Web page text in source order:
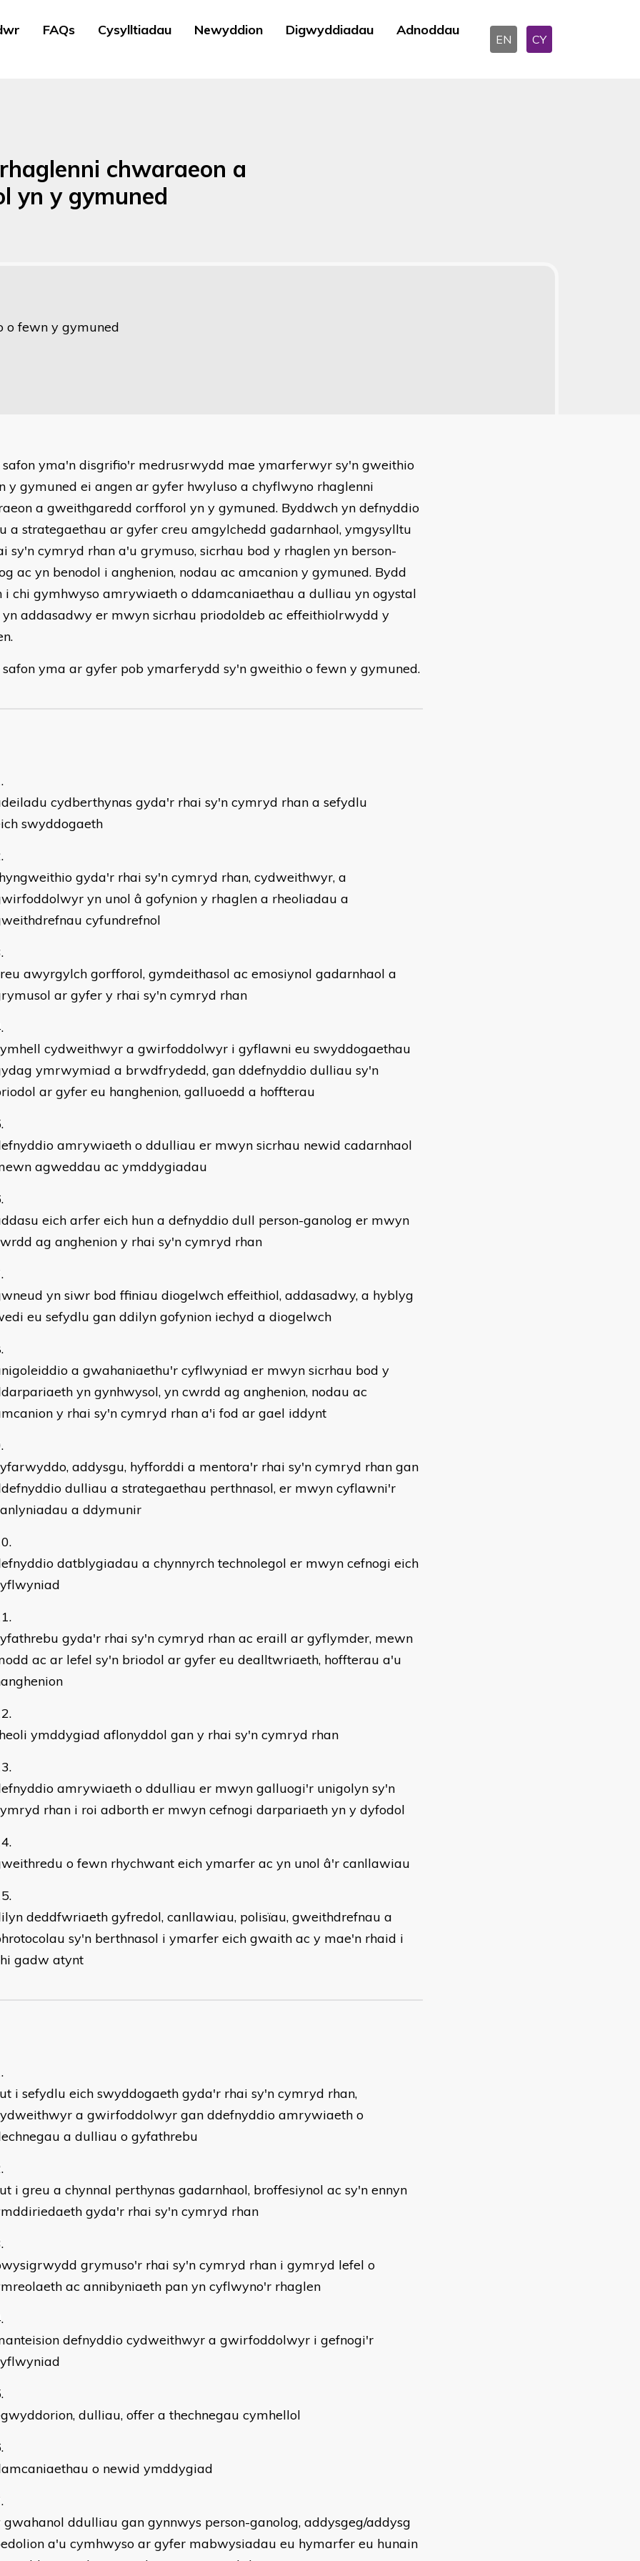
FAQs Cysylltiadau Newyddion Digwyddiadau Adnoddau
EN CY
chwaraeon a
yn y gymuned
o fewn y gymuned
safon yma'n disgrifio'r medrusrwydd mae ymarferwyr sy'n gweithio
y gymuned ei angen ar gyfer hwyluso a chyflwyno rhaglenni
a gweithgaredd corfforol yn y gymuned. Byddwch yn defnyddio
a strategaethau ar gyfer creu amgylchedd gadarnhaol, ymgysylltu
sy'n cymryd rhan a'u grymuso, sicrhau bod y rhaglen yn berson-
ac yn benodol i anghenion, nodau ac amcanion y gymuned. Bydd
i chi gymhwyso amrywiaeth o ddamcaniaethau a dulliau yn ogystal
yn addasadwy er mwyn sicrhau priodoldeb ac effeithiolrwydd y
safon yma ar gyfer pob ymarferydd sy'n gweithio o fewn y gymuned.
cydberthynas gyda'r rhai sy'n cymryd rhan a sefydlu
swyddogaeth
gyda'r rhai sy'n cymryd rhan, cydweithwyr, a
yn unol â gofynion y rhaglen a rheoliadau a
cyfundrefnol
awyrgylch gorfforol, gymdeithasol ac emosiynol gadarnhaol a
ar gyfer y rhai sy'n cymryd rhan
cydweithwyr a gwirfoddolwyr i gyflawni eu swyddogaethau
ymrwymiad a brwdfrydedd, gan ddefnyddio dulliau sy'n
ar gyfer eu hanghenion, galluoedd a hoffterau
amrywiaeth o ddulliau er mwyn sicrhau newid cadarnhaol
agweddau ac ymddygiadau
eich arfer eich hun a defnyddio dull person-ganolog er mwyn
ag anghenion y rhai sy'n cymryd rhan
yn siwr bod ffiniau diogelwch effeithiol, addasadwy, a hyblyg
eu sefydlu gan ddilyn gofynion iechyd a diogelwch
a gwahaniaethu'r cyflwyniad er mwyn sicrhau bod y
yn gynhwysol, yn cwrdd ag anghenion, nodau ac
y rhai sy'n cymryd rhan a'i fod ar gael iddynt
addysgu, hyfforddi a mentora'r rhai sy'n cymryd rhan gan
dulliau a strategaethau perthnasol, er mwyn cyflawni'r
a ddymunir
datblygiadau a chynnyrch technolegol er mwyn cefnogi eich
gyda'r rhai sy'n cymryd rhan ac eraill ar gyflymder, mewn
ac ar lefel sy'n briodol ar gyfer eu dealltwriaeth, hoffterau a'u
ymddygiad aflonyddol gan y rhai sy'n cymryd rhan
amrywiaeth o ddulliau er mwyn galluogi'r unigolyn sy'n
rhan i roi adborth er mwyn cefnogi darpariaeth yn y dyfodol
o fewn rhychwant eich ymarfer ac yn unol â'r canllawiau
deddfwriaeth gyfredol, canllawiau, polisïau, gweithdrefnau a
sy'n berthnasol i ymarfer eich gwaith ac y mae'n rhaid i
gadw atynt
i sefydlu eich swyddogaeth gyda'r rhai sy'n cymryd rhan,
a gwirfoddolwyr gan ddefnyddio amrywiaeth o
a dulliau o gyfathrebu
i greu a chynnal perthynas gadarnhaol, broffesiynol ac sy'n ennyn
gyda'r rhai sy'n cymryd rhan
grymuso'r rhai sy'n cymryd rhan i gymryd lefel o
ac annibyniaeth pan yn cyflwyno'r rhaglen
defnyddio cydweithwyr a gwirfoddolwyr i gefnogi'r
dulliau, offer a thechnegau cymhellol
o newid ymddygiad
gwahanol ddulliau gan gynnwys person-ganolog, addysgeg/addysg
a'u cymhwyso ar gyfer mabwysiadau eu hymarfer eu hunain